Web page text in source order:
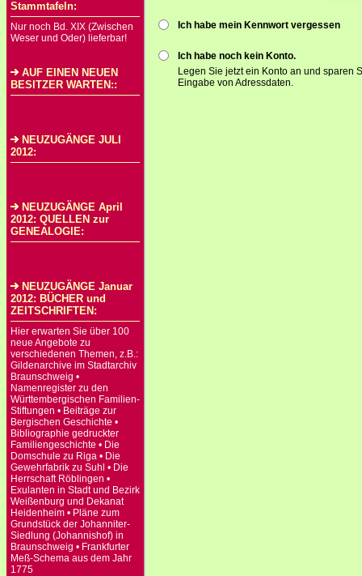
Stammtafeln:
Nur noch Bd. XIX (Zwischen
Weser und Oder) lieferbar!
AUF EINEN NEUEN
BESITZER WARTEN::
NEUZUGÄNGE JULI
2012:
NEUZUGÄNGE April
2012: QUELLEN zur
GENEALOGIE:
NEUZUGÄNGE Januar
2012: BÜCHER und
ZEITSCHRIFTEN:
Hier erwarten Sie über 100
neue Angebote zu
verschiedenen Themen, z.B.:
Gildenarchive im Stadtarchiv
Braunschweig •
Namenregister zu den
Württembergischen Familien-
Stiftungen • Beiträge zur
Bergischen Geschichte •
Bibliographie gedruckter
Familiengeschichte • Die
Domschule zu Riga • Die
Gewehrfabrik zu Suhl • Die
Herrschaft Röblingen •
Exulanten in Stadt und Bezirk
Weißenburg und Dekanat
Heidenheim • Pläne zum
Grundstück der Johanniter-
Siedlung (Johannishof) in
Braunschweig • Frankfurter
Meß-Schema aus dem Jahr
1775
Ich habe mein Kennwort vergessen
Ich habe noch kein Konto.
Legen Sie jetzt ein Konto an und sparen
Eingabe von Adressdaten.